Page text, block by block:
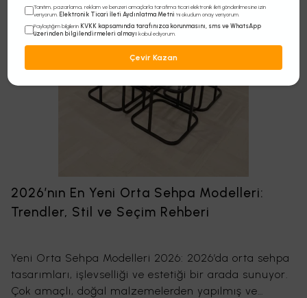
2026’nın En Yeni Orta Sehpa Modelleri:
Trendler, Stil ve Seçim Rehberi
Yeni Orta Sehpa Modelleri 2026: 2026’da orta sehpa
tasarımları, işlevselliği ve estetiği bir arada sunuyor.
Çok amaçlı, doğal malzemelerden yapılmış ve
Tanıtım, pazarlama, reklam ve benzeri amaçlarla tarafıma ticari elektronik ileti gönderilmesine izin
veriyorum. Elektronik Ticari İleti Aydınlatma Metni 'ni okudum onay veriyorum.
Paylaştığım bilgilerin KVKK kapsamında tarafınızca korunmasını, sms ve WhatsApp
üzerinden bilgilendirmeleri almayı kabul ediyorum.
Çevir Kazan